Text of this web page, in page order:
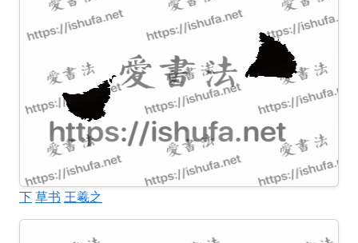
下草书 王羲之